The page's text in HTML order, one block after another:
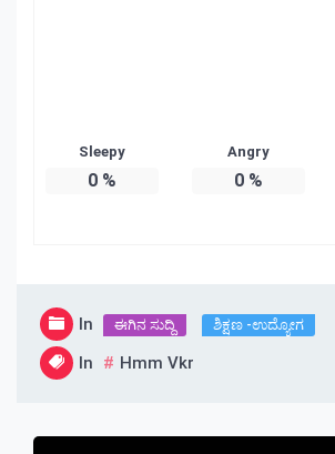
Sleepy
0%
Angry
0%
In ಈಗಿನ ಸುದ್ದಿ ಶಿಕ್ಷಣ -ಉದ್ಯೋಗ
In Hmm Vkr
Post